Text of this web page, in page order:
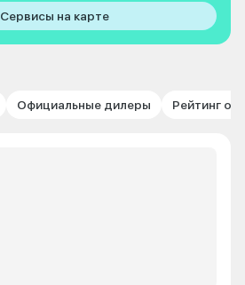
Сервисы на карте
Официальные дилеры Рейтинг